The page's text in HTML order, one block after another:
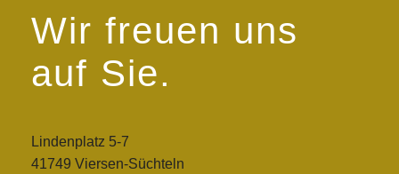
Wir freuen uns
auf Sie.
Lindenplatz 5-7
41749 Viersen-Süchteln